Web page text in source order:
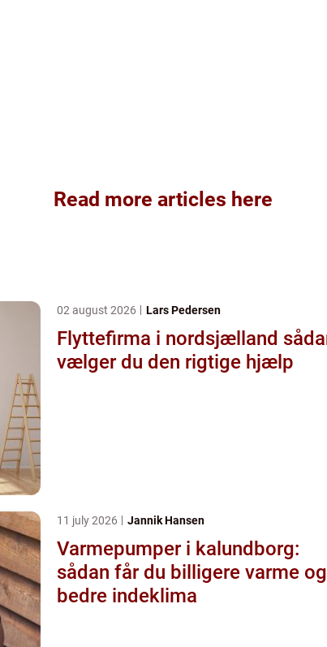
Read more articles here
02 august 2026 Lars Pedersen
Flyttefirma i nordsjælland sådan
vælger du den rigtige hjælp
11 july 2026 Jannik Hansen
Varmepumper i kalundborg:
sådan får du billigere varme og
bedre indeklima